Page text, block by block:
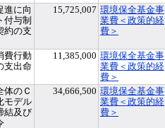
進に向
付与制
約の支
15,725,007 環境保全基金事
業費＜政策的経
費＞
費行動
支出命
11,385,000 環境保全基金事
業費＜政策的経
費＞
体のＣ
モデル
結及び
34,666,500 環境保全基金事
業費＜政策的経
費＞